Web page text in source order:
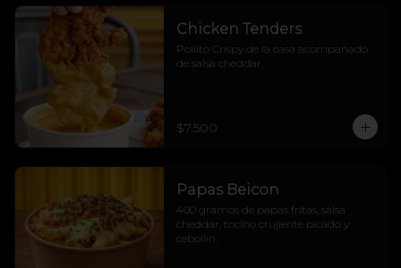
Chicken Tenders
Pollito Crispy de la casa acompañado
de salsa cheddar.
$7.500
Papas Beicon
400 gramos de papas fritas, salsa
cheddar, tocino crujiente picado y
cebollín.